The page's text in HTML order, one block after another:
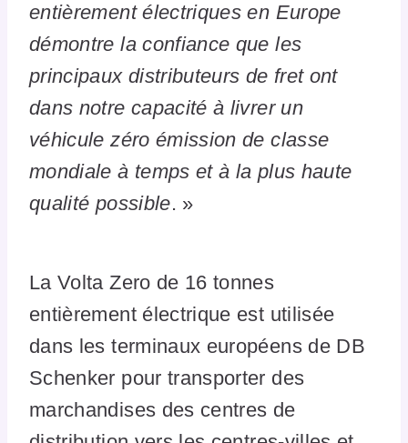
entièrement électriques en Europe
démontre la confiance que les
principaux distributeurs de fret ont
dans notre capacité à livrer un
véhicule zéro émission de classe
mondiale à temps et à la plus haute
qualité possible. »
La Volta Zero de 16 tonnes
entièrement électrique est utilisée
dans les terminaux européens de DB
Schenker pour transporter des
marchandises des centres de